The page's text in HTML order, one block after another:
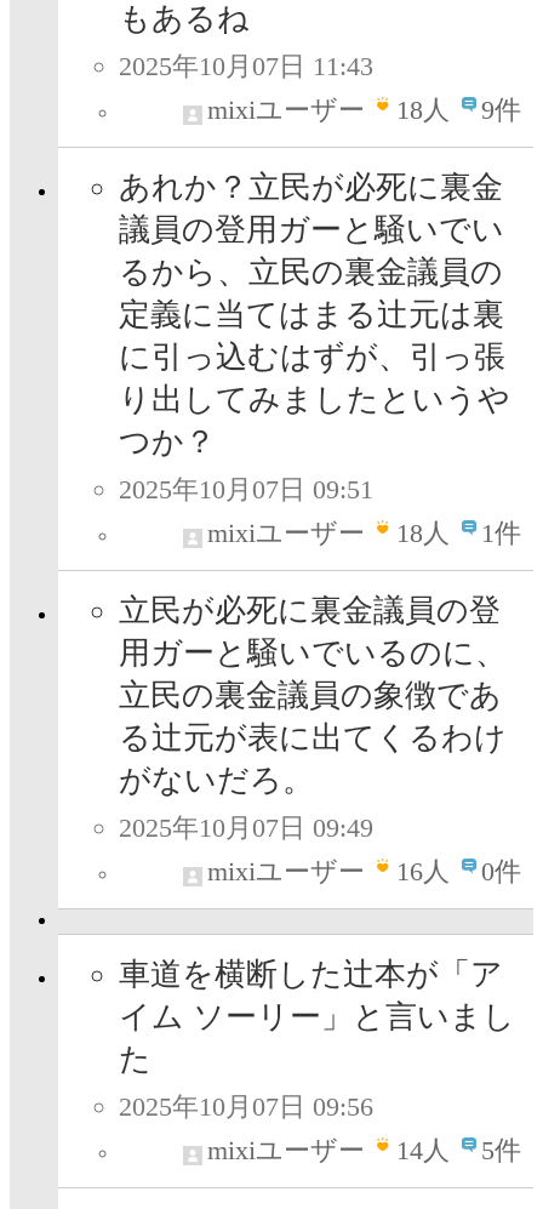
もあるね
2025年10月07日 11:43
mixiユーザー
18人 9件
あれか？立民が必死に裏金
議員の登用ガーと騒いでい
るから、立民の裏金議員の
定義に当てはまる辻元は裏
に引っ込むはずが、引っ張
り出してみましたというや
つか？
2025年10月07日 09:51
mixiユーザー
18人 1件
立民が必死に裏金議員の登
用ガーと騒いでいるのに、
立民の裏金議員の象徴であ
る辻元が表に出てくるわけ
がないだろ。
2025年10月07日 09:49
mixiユーザー
16人 0件
車道を横断した辻本が「ア
イム ソーリー」と言いまし
た
2025年10月07日 09:56
mixiユーザー
14人 5件